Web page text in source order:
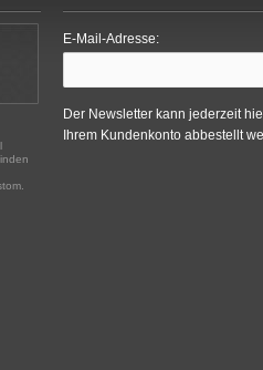
E-Mail-Adresse:
Der Newsletter kann jederzeit
Ihrem Kundenkonto abbestellt